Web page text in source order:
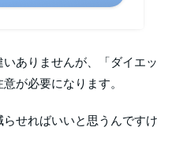
ありませんが、「ダイエッ
が必要になります。
せればいいと思うんですけ